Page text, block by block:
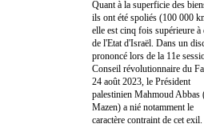
Quant à la superficie des
ils ont été spoliés (100 000
elle est cinq fois supérieure à
de l'Etat d'Israël. Dans un
prononcé lors de la 11e
Conseil révolutionnaire du
24 août 2023, le Président
palestinien Mahmoud Abbas
Mazen) a nié notamment le
caractère contraint de cet